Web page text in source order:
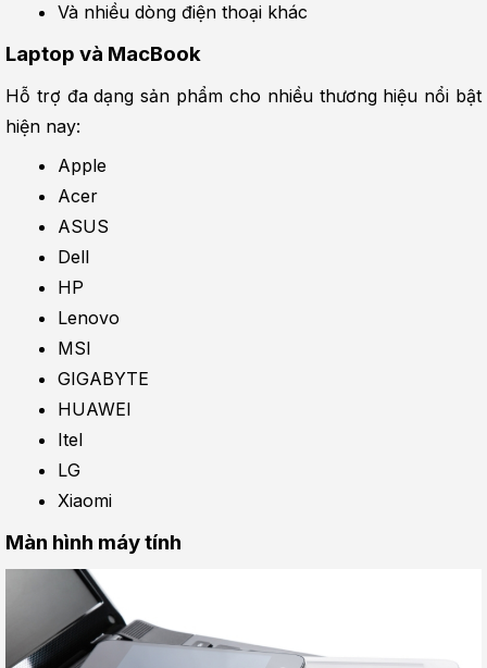
Và nhiều dòng điện thoại khác
Laptop và MacBook
Hỗ trợ đa dạng sản phẩm cho nhiều thương hiệu nổi bật
hiện nay:
Apple
Acer
ASUS
Dell
HP
Lenovo
MSI
GIGABYTE
HUAWEI
Itel
LG
Xiaomi
Màn hình máy tính